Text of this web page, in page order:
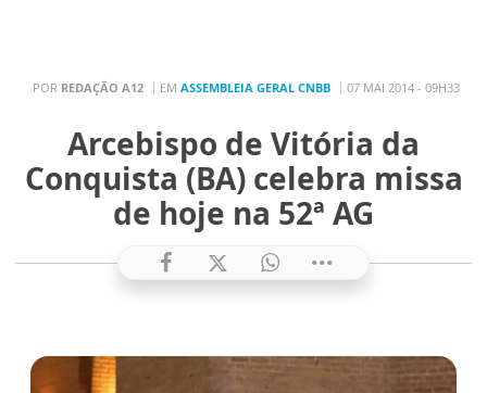
POR REDAÇÃO A12 EM ASSEMBLEIA GERAL CNBB 07 MAI 2014 - 09H33
Arcebispo de Vitória da
Conquista (BA) celebra missa
de hoje na 52ª AG